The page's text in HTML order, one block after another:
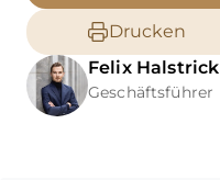
Drucken
Felix Halstrick
Geschäftsführer